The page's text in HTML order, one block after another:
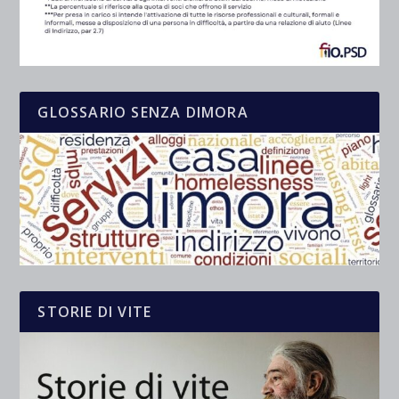
GLOSSARIO SENZA DIMORA
STORIE DI VITE